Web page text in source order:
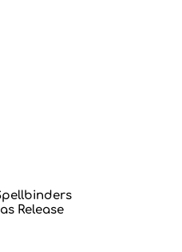
Release